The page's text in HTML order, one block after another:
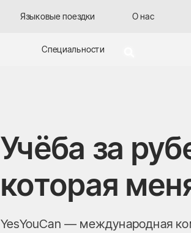
Языковые поездки О нас
Специальности
Учёба за
которая
YesYouCan — международная